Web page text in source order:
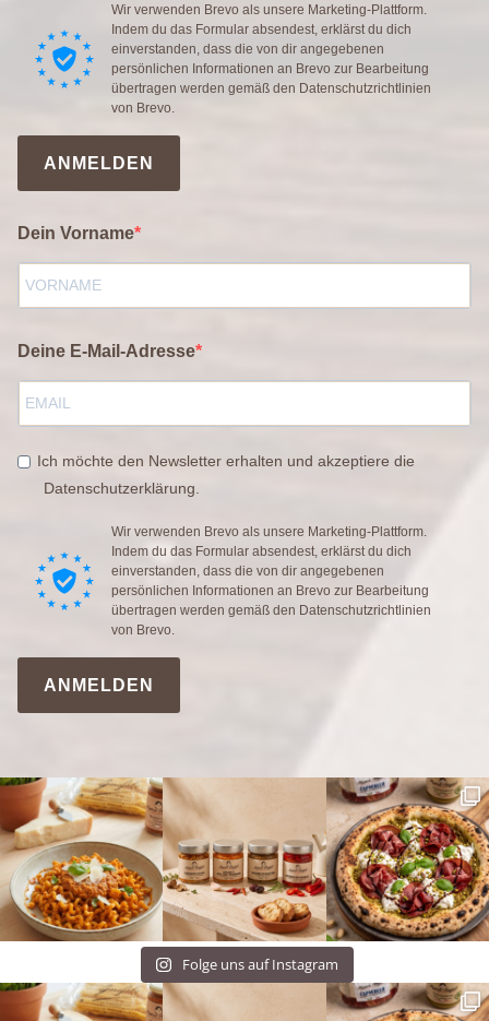
Wir verwenden Brevo als unsere Marketing-Plattform.
Indem du das Formular absendest, erklärst du dich
einverstanden, dass die von dir angegebenen
persönlichen Informationen an Brevo zur Bearbeitung
übertragen werden gemäß den Datenschutzrichtlinien
von Brevo.
ANMELDEN
Dein Vorname
Deine E-Mail-Adresse
Ich möchte den Newsletter erhalten und akzeptiere die
Datenschutzerklärung.
Wir verwenden Brevo als unsere Marketing-Plattform.
Indem du das Formular absendest, erklärst du dich
einverstanden, dass die von dir angegebenen
persönlichen Informationen an Brevo zur Bearbeitung
übertragen werden gemäß den Datenschutzrichtlinien
von Brevo.
ANMELDEN
Folge uns auf Instagram